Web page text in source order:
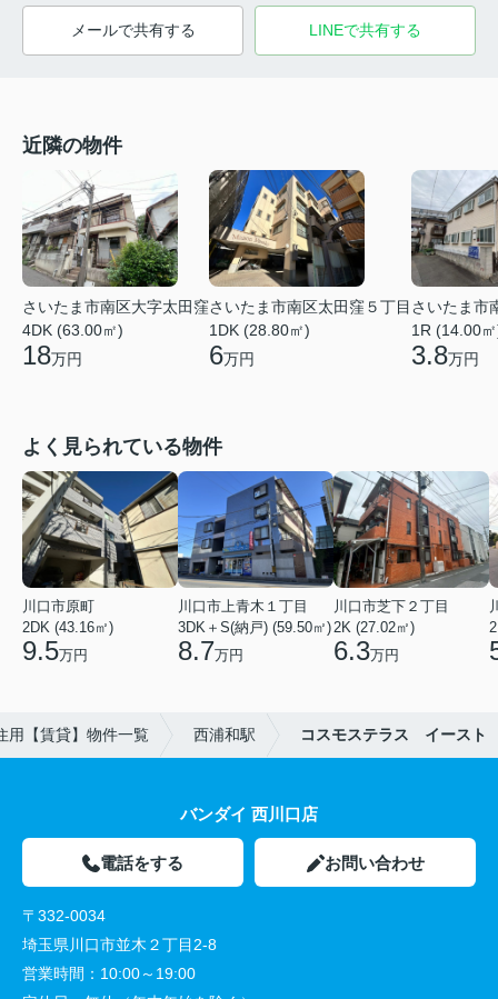
メールで共有する LINEで共有する
近隣の物件
さいたま市南区大字太田窪
4DK (63.00㎡)
18万円
さいたま市南区太田窪５丁目
1DK (28.80㎡)
6万円
さいたま市
1R (14.00
3.8万円
よく見られている物件
川口市原町
2DK (43.16㎡)
9.5万円
川口市上青木１丁目
3DK＋S(納戸) (59.50㎡)
8.7万円
川口市芝下２丁目
2K (27.02㎡)
6.3万円
用【賃貸】物件一覧 西浦和駅 コスモステラス イースト
バンダイ 西川口店
電話をする お問い合わせ
〒332-0034
埼玉県川口市並木２丁目2-8
営業時間： 10:00～19:00